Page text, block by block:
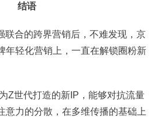
结语
联合的跨界营销后，不难发现，京
年轻化营销上，一直在解锁圈粉新
Z世代打造的新IP，能够对抗流量
意力的分散，在多维传播的基础上